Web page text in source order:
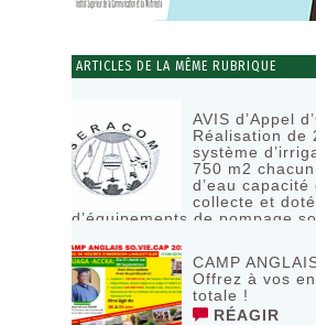
ARTICLES DE LA MÊME RUBRIQUE
AVIS d’Appel
Réalisation de
système
750 m2
d’eau
collecte et
d’équipements de pompage
RÉAGIR
CAMP
Offrez à vos
totale !
RÉAGIR